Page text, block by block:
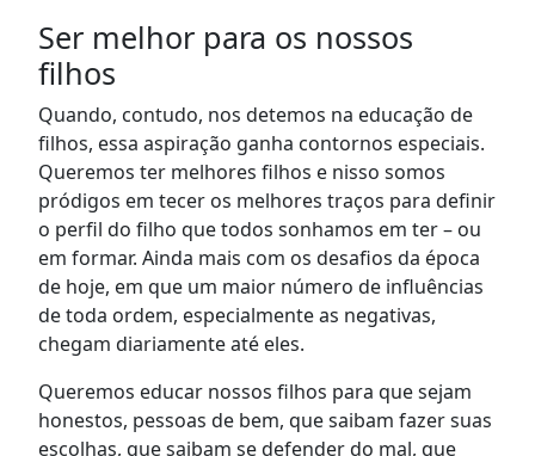
Ser melhor para os nossos
filhos
Quando, contudo, nos detemos na educação de
filhos, essa aspiração ganha contornos especiais.
Queremos ter melhores filhos e nisso somos
pródigos em tecer os melhores traços para definir
o perfil do filho que todos sonhamos em ter – ou
em formar. Ainda mais com os desafios da época
de hoje, em que um maior número de influências
de toda ordem, especialmente as negativas,
chegam diariamente até eles.
Queremos educar nossos filhos para que sejam
honestos, pessoas de bem, que saibam fazer suas
escolhas, que saibam se defender do mal, que